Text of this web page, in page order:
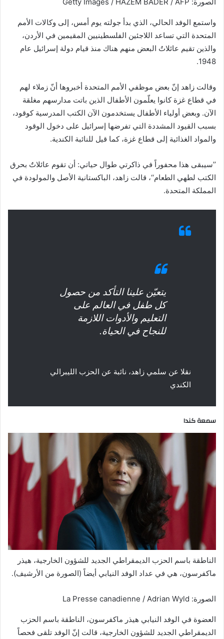
واستمع الوفد الحالي، الذي بدأ جولته يوم أمس، إلى وكالات الأمم
المتحدة التي تساعد اللاجئين الفلسطينيين المقيمين في الأردن،
والذين تقيم عائلاتُ البعض منهم هناك منذ قيام دولة إسرائيل عام
1948.
وقالت زاهد إنّ بعض موظفي الأمم المتحدة أخبروها أنّ زملاء لهم
في قطاع غزة كانوا يعلّمون الأطفال الذين باتت مدارسهم مغلقة
الآن. وبعض أولياء الأطفال يستخدمون الآن الكتب المدرسية كوقود،
بسبب القيود المشددة التي تفرضها إسرائيل على دخول الوقود
والمواد الغذائية إلى قطاع غزة، كما قيل للنائبة الكندية.
’’سيبقى هذا محفوراً في ذاكرتي طوال حياتي: أن تقوم عائلاتٌ بحرق
الكتب لطهي الطعام‘‘، قالت زاهد، الباكستانية الأصل والمولودة في
المملكة المتحدة.
يتعيّن علينا التأكد من حصول
كل طفل في العالم على
التعليم والأدوات اللازمة
للنجاح في الحياة.
نقلا عن سلمي زاهد، نائبة عن الحزب الليبرالي
الكندي
سمعة كندا
الناطقة باسم الحزب الديمقراطي الجديد للشؤون الخارجية، هيذر
ماكفرسون، هي في عداد الوفد النيابي أيضاً (الصورة من الأرشيف).
الصورة: La Presse canadienne / Adrian Wyld
العضوة في الوفد النيابي هيذر ماكفرسون، الناطقة باسم الحزب
الديمقراطي الجديد للشؤون الخارجية، قالت إنّ الوفد تلقى فحصاً